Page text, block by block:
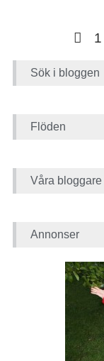
1
Sök i bloggen
Flöden
Våra bloggare
Annonser